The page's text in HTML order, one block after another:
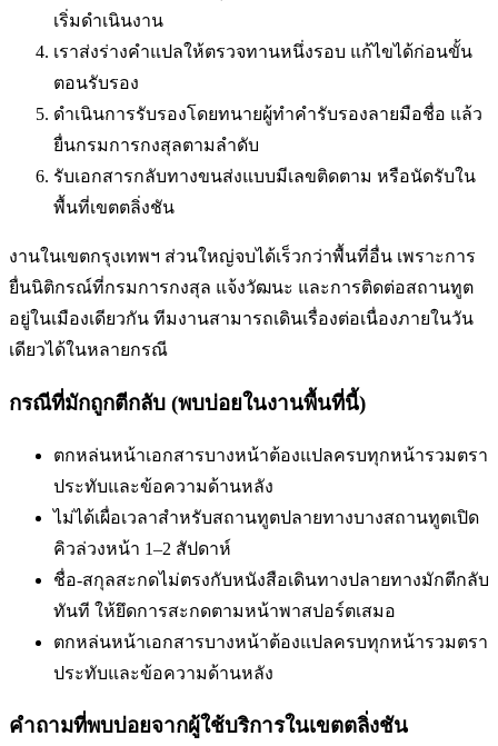
เริ่มดำเนินงาน
เราส่งร่างคำแปลให้ตรวจทานหนึ่งรอบ แก้ไขได้ก่อนขั้น
ตอนรับรอง
ดำเนินการรับรองโดยทนายผู้ทำคำรับรองลายมือชื่อ แล้ว
ยื่นกรมการกงสุลตามลำดับ
รับเอกสารกลับทางขนส่งแบบมีเลขติดตาม หรือนัดรับใน
พื้นที่เขตตลิ่งชัน
งานในเขตกรุงเทพฯ ส่วนใหญ่จบได้เร็วกว่าพื้นที่อื่น เพราะการ
ยื่นนิติกรณ์ที่กรมการกงสุล แจ้งวัฒนะ และการติดต่อสถานทูต
อยู่ในเมืองเดียวกัน ทีมงานสามารถเดินเรื่องต่อเนื่องภายในวัน
เดียวได้ในหลายกรณี
กรณีที่มักถูกตีกลับ (พบบ่อยในงานพื้นที่นี้)
ตกหล่นหน้าเอกสารบางหน้าต้องแปลครบทุกหน้ารวมตรา
ประทับและข้อความด้านหลัง
ไม่ได้เผื่อเวลาสำหรับสถานทูตปลายทางบางสถานทูตเปิด
คิวล่วงหน้า 1–2 สัปดาห์
ชื่อ-สกุลสะกดไม่ตรงกับหนังสือเดินทางปลายทางมักตีกลับ
ทันที ให้ยึดการสะกดตามหน้าพาสปอร์ตเสมอ
ตกหล่นหน้าเอกสารบางหน้าต้องแปลครบทุกหน้ารวมตรา
ประทับและข้อความด้านหลัง
คำถามที่พบบ่อยจากผู้ใช้บริการในเขตตลิ่งชัน